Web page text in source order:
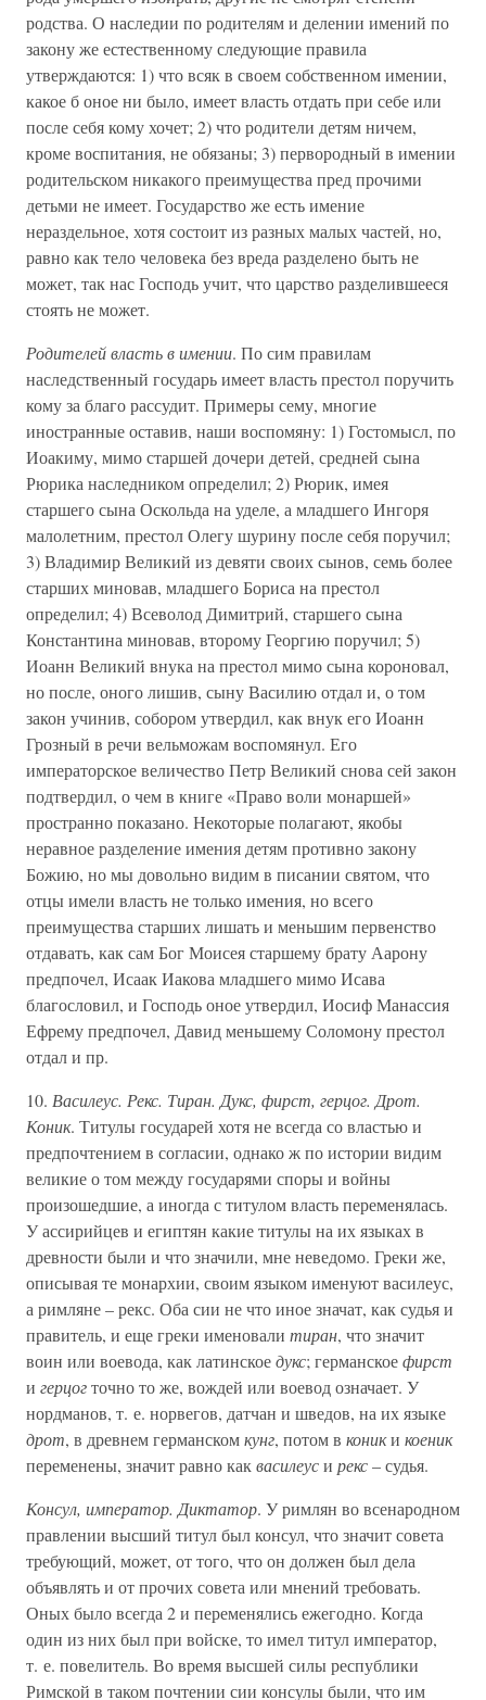
родства. О наследии по родителям и делении имений по
закону же естественному следующие правила
утверждаются: 1) что всяк в своем собственном имении,
какое б оное ни было, имеет власть отдать при себе или
после себя кому хочет; 2) что родители детям ничем,
кроме воспитания, не обязаны; 3) первородный в имении
родительском никакого преимущества пред прочими
детьми не имеет. Государство же есть имение
нераздельное, хотя состоит из разных малых частей, но,
равно как тело человека без вреда разделено быть не
может, так нас Господь учит, что царство разделившееся
стоять не может.
Родителей власть в имении. По сим правилам
наследственный государь имеет власть престол поручить
кому за благо рассудит. Примеры сему, многие
иностранные оставив, наши воспомяну: 1) Гостомысл, по
Иоакиму, мимо старшей дочери детей, средней сына
Рюрика наследником определил; 2) Рюрик, имея
старшего сына Оскольда на уделе, а младшего Ингоря
малолетним, престол Олегу шурину после себя поручил;
3) Владимир Великий из девяти своих сынов, семь более
старших миновав, младшего Бориса на престол
определил; 4) Всеволод Димитрий, старшего сына
Константина миновав, второму Георгию поручил; 5)
Иоанн Великий внука на престол мимо сына короновал,
но после, оного лишив, сыну Василию отдал и, о том
закон учинив, собором утвердил, как внук его Иоанн
Грозный в речи вельможам воспомянул. Его
императорское величество Петр Великий снова сей закон
подтвердил, о чем в книге «Право воли монаршей»
пространно показано. Некоторые полагают, якобы
неравное разделение имения детям противно закону
Божию, но мы довольно видим в писании святом, что
отцы имели власть не только имения, но всего
преимущества старших лишать и меньшим первенство
отдавать, как сам Бог Моисея старшему брату Аарону
предпочел, Исаак Иакова младшего мимо Исава
благословил, и Господь оное утвердил, Иосиф Манассия
Ефрему предпочел, Давид меньшему Соломону престол
отдал и пр.
10. Василеус. Рекс. Тиран. Дукс, фирст, герцог. Дрот.
Коник. Титулы государей хотя не всегда со властью и
предпочтением в согласии, однако ж по истории видим
великие о том между государями споры и войны
произошедшие, а иногда с титулом власть переменялась.
У ассирийцев и египтян какие титулы на их языках в
древности были и что значили, мне неведомо. Греки же,
описывая те монархии, своим языком именуют василеус,
а римляне – рекс. Оба сии не что иное значат, как судья и
правитель, и еще греки именовали тиран, что значит
воин или воевода, как латинскоедукс; германскоефирст
и герцогточно то же, вождей или воевод означает. У
нордманов, т. е. норвегов, датчан и шведов, на их языке
дрот, в древнем германскомкунг, потом в коники коеник
переменены, значит равно каквасилеуси рекс– судья.
Консул, император. Диктатор. У римлян во всенародном
правлении высший титул был консул, что значит совета
требующий, может, от того, что он должен был дела
объявлять и от прочих совета или мнений требовать.
Оных было всегда 2 и переменялись ежегодно. Когда
один из них был при войске, то имел титул император,
т. е. повелитель. Во время высшей силы республики
Римской в таком почтении сии консулы были, что им